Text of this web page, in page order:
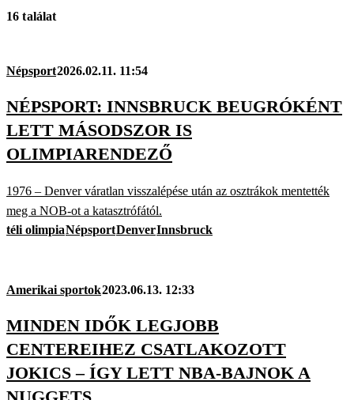
16 találat
Népsport2026.02.11. 11:54
NÉPSPORT: INNSBRUCK BEUGRÓKÉNT
LETT MÁSODSZOR IS
OLIMPIARENDEZŐ
1976 – Denver váratlan visszalépése után az osztrákok mentették
meg a NOB-ot a katasztrófától.
téli olimpiaNépsportDenverInnsbruck
Amerikai sportok2023.06.13. 12:33
MINDEN IDŐK LEGJOBB
CENTEREIHEZ CSATLAKOZOTT
JOKICS – ÍGY LETT NBA-BAJNOK A